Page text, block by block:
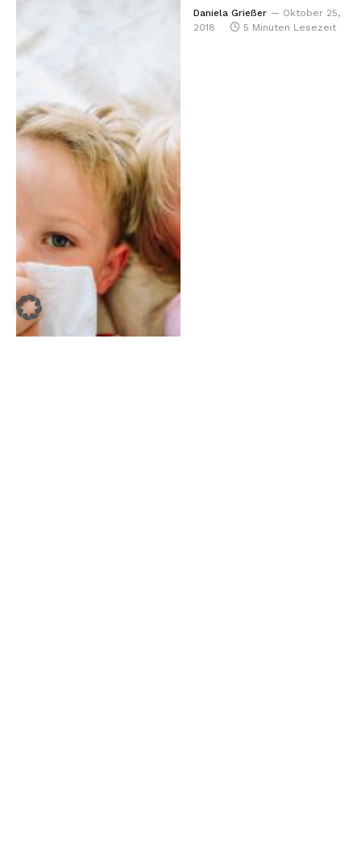
Daniela Grießer
Oktober 25,
2018
5 Minuten Lesezeit